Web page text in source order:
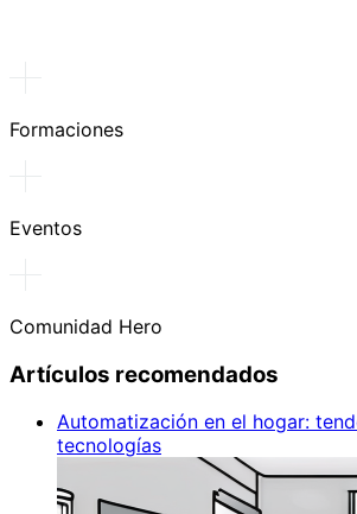
Formaciones
Eventos
Comunidad Hero
Artículos recomendados
Automatización en el hogar:
tecnologías